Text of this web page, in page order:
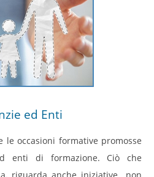
ed Enti
le occasioni formative promosse
enti di formazione. Ciò che